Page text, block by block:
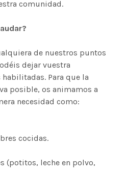
comunidad.
de nuestros puntos
dejar vuestra
Para que la
posible, os animamos a
necesidad como:
cocidas.
(potitos, leche en polvo,